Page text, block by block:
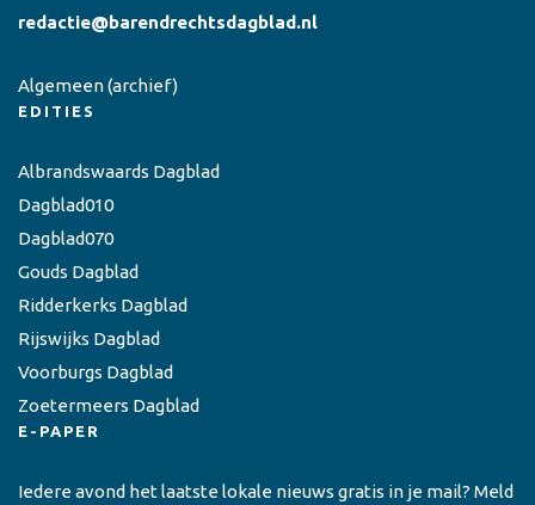
redactie@barendrechtsdagblad.nl
Algemeen(archief)
EDITIES
Albrandswaards Dagblad
Dagblad010
Dagblad070
Gouds Dagblad
Ridderkerks Dagblad
Rijswijks Dagblad
Voorburgs Dagblad
Zoetermeers Dagblad
E-PAPER
Iedere avond het laatste lokale nieuws gratis in je mail? Meld